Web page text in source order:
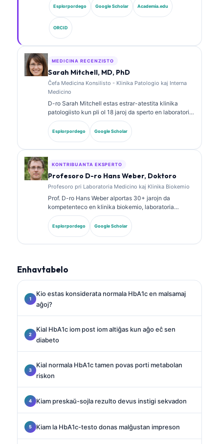
Kiel Ĉefa Medicina Oficiro ĉe Kantesti AI, li provizas
klinikan superrigardon pri la medicina precizeco de la
proprieta neŭrala reto. D-ro Klein publikigis vaste pri
interpretado de biomarkiloj kaj laboratoria
diagnozado pri temoj de laboratoria medicino.
Esplorpordego Google Scholar Academia.edu
ORCID
MEDICINA RECENZISTO
Sarah Mitchell, MD, PhD
Ĉefa Medicina Konsilisto - Klinika Patologio kaj Interna
Medicino
D-ro Sarah Mitchell estas estrar-atestita klinika
patologiisto kun pli ol 18 jaroj da sperto en laboratoria
medicino kaj diagnoza analizo. Ŝi havas specialajn
atestojn en klinika kemio kaj publikigis amplekse pri
biomarkilaj paneloj kaj laboratoria analizo en klinika
Esplorpordego Google Scholar
KONTRIBUANTA EKSPERTO
Profesoro D-ro Hans Weber, Doktoro
Profesoro pri Laboratoria Medicino kaj Klinika Biokemio
Prof. D-ro Hans Weber alportas 30+ jarojn da
kompetenteco en klinika biokemio, laboratoria
medicino kaj biomarkila esplorado. Iama Prezidanto
de la Germana Societo por Klinika Kemio, li
specialiĝas pri analizo de diagnozaj paneloj,
Esplorpordego Google Scholar
Enhavtabelo
Kio estas konsiderata normala HbA1c en malsamaj
aĝoj?
Kial HbA1c iom post iom altiĝas kun aĝo eĉ sen
diabeto
Kial normala HbA1c tamen povas porti metabolan
riskon
Kiam preskaŭ-sojla rezulto devus instigi sekvadon
Kiam la HbA1c-testo donas malĝustan impreson